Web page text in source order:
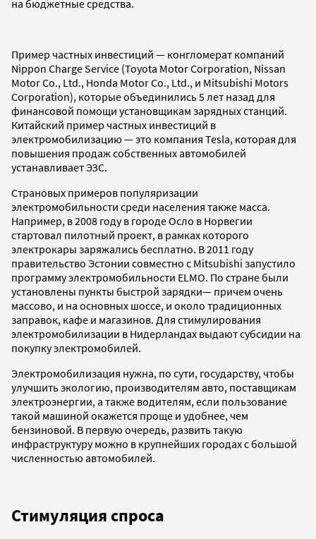
на бюджетные средства.
Пример частных инвестиций — конгломерат компаний
Nippon Charge Service (Toyota Motor Corporation, Nissan
Motor Co., Ltd., Honda Motor Co., Ltd., и Mitsubishi Motors
Corporation), которые объединились 5 лет назад для
финансовой помощи установщикам зарядных станций.
Китайский пример частных инвестиций в
электромобилизацию — это компания Tesla, которая для
повышения продаж собственных автомобилей
устанавливает ЭЗС.
Страновых примеров популяризации
электромобильности среди населения также масса.
Например, в 2008 году в городе Осло в Норвегии
стартовал пилотный проект, в рамках которого
электрокары заряжались бесплатно. В 2011 году
правительство Эстонии совместно с Mitsubishi запустило
программу электромобильности ELMO. По стране были
установлены пункты быстрой зарядки— причем очень
массово, и на основных шоссе, и около традиционных
заправок, кафе и магазинов. Для стимулирования
электромобилизации в Нидерландах выдают субсидии на
покупку электромобилей.
Электромобилизация нужна, по сути, государству, чтобы
улучшить экологию, производителям авто, поставщикам
электроэнергии, а также водителям, если пользование
такой машиной окажется проще и удобнее, чем
бензиновой. В первую очередь, развить такую
инфраструктуру можно в крупнейших городах с большой
численностью автомобилей.
Стимуляция спроса